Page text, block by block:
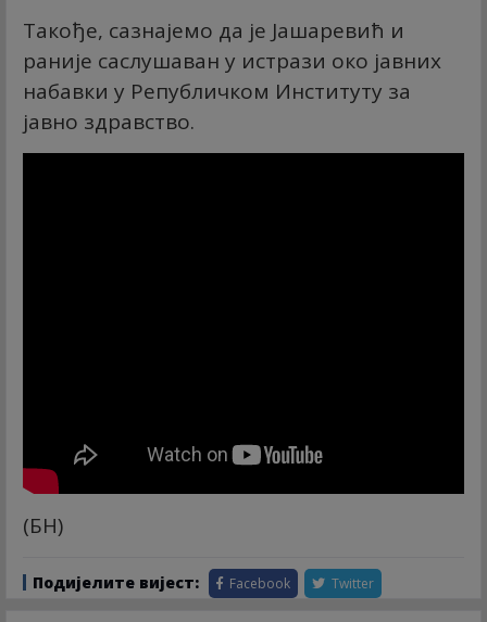
Такође, сазнајемо да је Јашаревић и
раније саслушаван у истрази око јавних
набавки у Републичком Институту за
јавно здравство.
(БН)
Подијелите вијест: Facebook Twitter